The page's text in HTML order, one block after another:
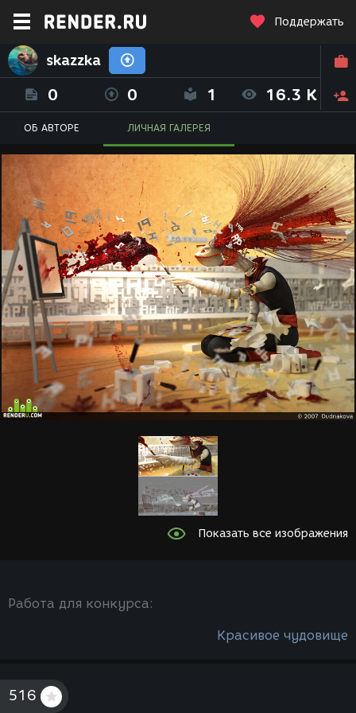
Поддержать
skazzka
0 0 1 16.3 K
ОБ АВТОРЕ ЛИЧНАЯ ГАЛЕРЕЯ
Показать все изображения
Работа для конкурса:
Красивое чудовище
516